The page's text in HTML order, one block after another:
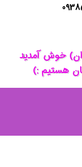
خوش آمدید
هستیم :)